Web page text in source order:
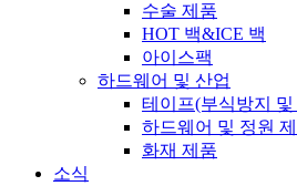
수술 제품
HOT 백&ICE 백
아이스팩
하드웨어 및 산업
테이프(부식방지
하드웨어 및 정원
화재 제품
소식